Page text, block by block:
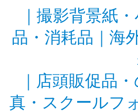
撮影背景紙・
品・消耗品
海
店頭販促品・
真・スクールフ